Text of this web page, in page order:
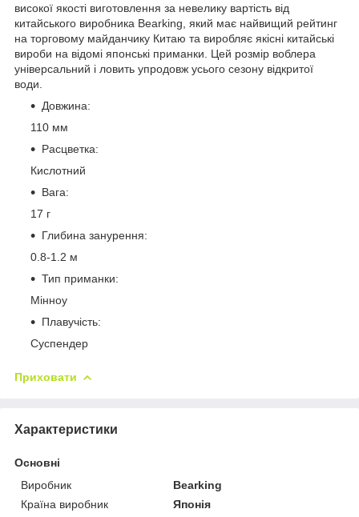
високої якості виготовлення за невелику вартість від
китайського виробника Bearking, який має найвищий рейтинг
на торговому майданчику Китаю та виробляє якісні китайські
вироби на відомі японські приманки. Цей розмір воблера
універсальний і ловить упродовж усього сезону відкритої
води.
Довжина:
110 мм
Расцветка:
Кислотний
Вага:
17 г
Глибина занурення:
0.8-1.2 м
Тип приманки:
Мінноу
Плавучість:
Суспендер
Приховати
Характеристики
Основні
Виробник
Bearking
Країна виробник
Японія